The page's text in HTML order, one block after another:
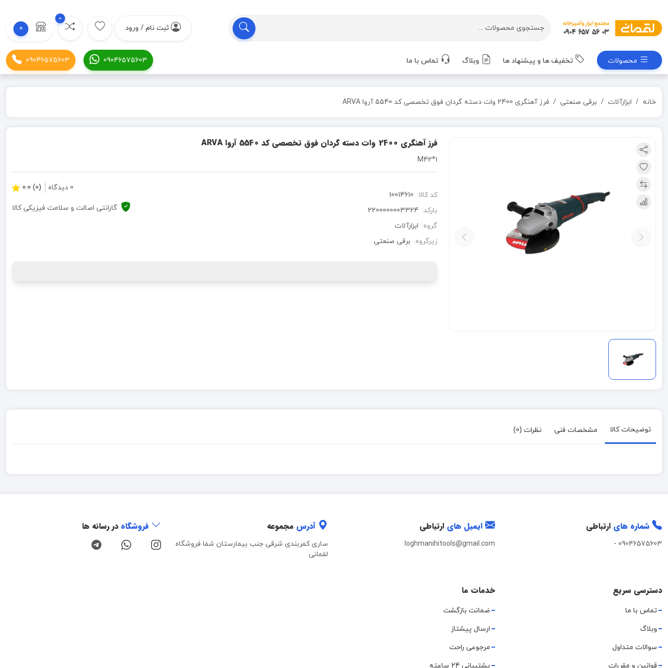
ثبت نام / ورود
0
0
محصولات تخفیف ها و پیشنهاد ها وبلاگ تماس با ما 09046575603
09046575603
خانه ابزارآلات برقی صنعتی فرز آهنگری 2400 وات دسته گردان فوق تخصصی کد 5540 آروا ARVA
فرز آهنگری 2400 وات دسته گردان فوق تخصصی کد 5540 آروا ARVA
M42*1
کد کالا: 10014610
بارکد: 2200000003324
گروه: ابزارآلات
زیرگروه: برقی صنعتی
0 دیدگاه (0) 0.0
گارانتی اصالت و سلامت فیزیکی کالا
توضیحات کالا مشخصات فنی نظرات (0)
شماره های ارتباطی
09046575603
-
ایمیل های ارتباطی
loghmanihitools@gmail.com
آدرس مجموعه
ساری کمربندی شرقی جنب بیمارستان شفا فروشگاه
لقمانی
فروشگاه در رسانه ها
دسترسی سریع
تماس با ما
وبلاگ
سوالات متداول
قوانین و مقررات
خدمات ما
ضمانت بازگشت
ارسال پیشتاز
مرجوعی راحت
پشتیبانی 24 ساعته